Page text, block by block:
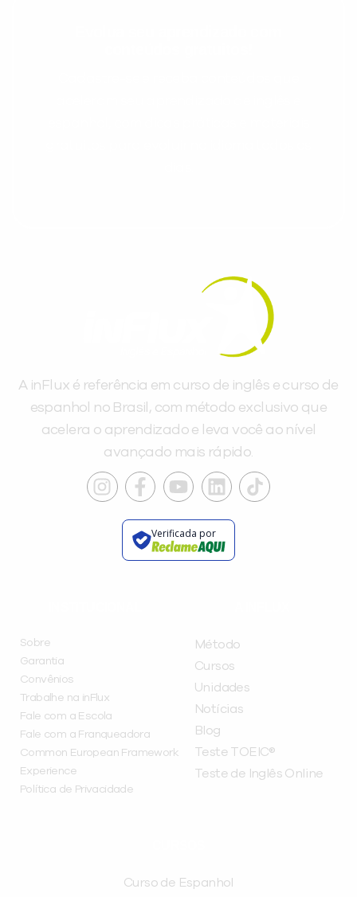
A inFlux é referência em curso de inglês e curso de
espanhol no Brasil, com método exclusivo que
acelera o aprendizado e leva você ao nível
avançado mais rápido.
Verificada por
Sobre
Garantia
Convênios
Trabalhe na inFlux
Fale com a Escola
Fale com a Franqueadora
Common European Framework
Experience
Política de Privacidade
Método
Cursos
Unidades
Notícias
Blog
Teste TOEIC®
Teste de Inglês Online
Curso de Espanhol